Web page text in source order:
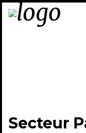
Secteur